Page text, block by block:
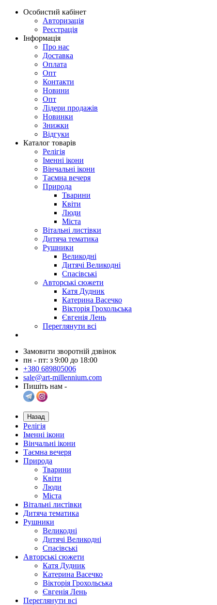
Особистий кабінет
Авторизація
Реєстрація
Інформація
Про нас
Доставка
Оплата
Опт
Контакти
Новини
Опт
Лідери продажів
Новинки
Знижки
Відгуки
Каталог товарів
Релігія
Іменні ікони
Вінчальні ікони
Таємна вечеря
Природа
Тварини
Квіти
Люди
Міста
Вітальні листівки
Дитяча тематика
Рушники
Великодні
Дитячі Великодні
Спасівські
Авторські сюжети
Катя Дудник
Катерина Васечко
Вікторія Грохольська
Євгенія Лень
Переглянути всі
Замовити зворотній дзвінок
пн - пт: з 9:00 до 18:00
+380 689805006
sale@art-millennium.com
Пишіть нам -
Назад
Релігія
Іменні ікони
Вінчальні ікони
Таємна вечеря
Природа
Тварини
Квіти
Люди
Міста
Вітальні листівки
Дитяча тематика
Рушники
Великодні
Дитячі Великодні
Спасівські
Авторські сюжети
Катя Дудник
Катерина Васечко
Вікторія Грохольська
Євгенія Лень
Переглянути всі